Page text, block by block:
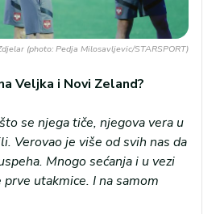
(photo: Pedja Milosavljevic/STARSPORT)
Veljka i Novi Zeland?
se njega tiče, njegova vera u
Verovao je više od svih nas da
Mnogo sećanja i u vezi
utakmice. I na samom